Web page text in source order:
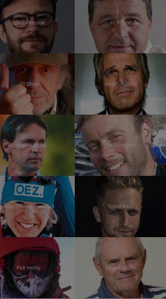
Lukáš Hanulák Jiří Přibáň
Jiří Stivín Janek Ledecký
František Straka Jan Trávníček
Kateřina Neumannová Tomáš Klus
Petr Horký Milan Kňažko